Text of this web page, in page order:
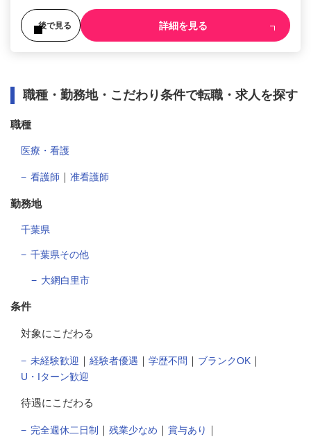
後で見る 詳細を見る
職種・勤務地・こだわり条件で転職・求人を探す
職種
医療・看護
看護師 ｜ 准看護師
勤務地
千葉県
千葉県その他
大網白里市
条件
対象にこだわる
未経験歓迎 ｜ 経験者優遇 ｜ 学歴不問 ｜ ブランクOK ｜
U・Iターン歓迎
待遇にこだわる
完全週休二日制 ｜ 残業少なめ ｜ 賞与あり ｜